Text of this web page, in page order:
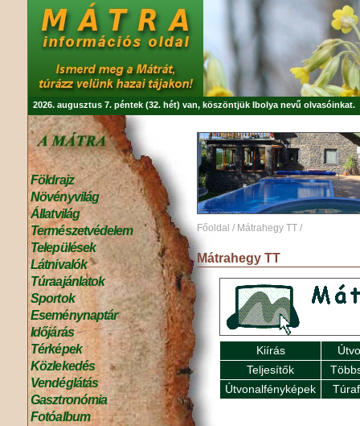
2026. augusztus 7. péntek (32. hét) van, köszöntjük Ibolya nevű olvasóinkat.
Földrajz
Növényvilág
Állatvilág
Természetvédelem
Települések
Látnivalók
Túraajánlatok
Sportok
Eseménynaptár
Időjárás
Térképek
Közlekedés
Vendéglátás
Gasztronómia
Fotóalbum
Főoldal / Mátrahegy TT /
Mátrahegy TT
Kiírás
Teljesítők
Útvonalfényképek